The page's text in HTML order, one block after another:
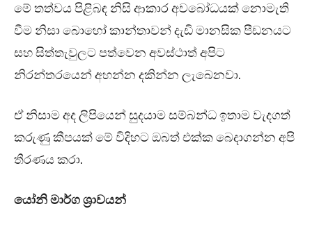
මේ තත්වය පිළිබඳ නිසි ආකාර අවබෝධයක් නොමැති
වීම නිසා බොහෝ කාන්තාවන් දැඩි මානසික පීඩනයට
සහ සිත්තැවුලට පත්වෙන අවස්ථාත් අපිට
නිරන්තරයෙන් අහන්න දකින්න ලැබෙනවා.
ඒ නිසාම අද ලිපියෙන් සුදයාම සම්බන්ධ ඉතාම වැදගත්
කරුණු කීපයක් මේ විදිහට ඔබත් එක්ක බෙදාගන්න අපි
තීරණය කරා.
යෝනි මාර්ග ශ්‍රාවයන්